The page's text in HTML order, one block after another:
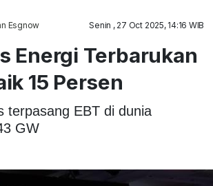
Esgnow Senin , 27 Oct 2025, 14:16 WIB
Energi Terbarukan
15 Persen
terpasang EBT di dunia
GW